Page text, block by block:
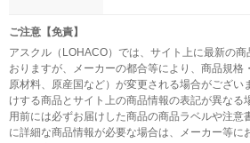
ご注意【免責】
アスクル（LOHACO）では、サイト上に最新の
おりますが、メーカーの都合等により、商品規格
原材料、原産国など）が変更される場合がござい
けする商品とサイト上の商品情報の表記が異なる
用前には必ずお届けした商品の商品ラベルや注意
に詳細な商品情報が必要な場合は、メーカー等に